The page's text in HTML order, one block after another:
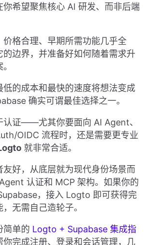
希望聚焦核心 AI 研发、而非后端
价格合理、早期所需功能几乎全
的边界，并准备好如何随着需求升
低的成本和最快的速度将想法变成
确实可谓最佳选择之一。
认证——尤其你要面向 AI Agent、
OIDC 流程时，还是需要更专业
就非常合适。
友好，从底层就为现代身份场景而
认证和 MCP 架构。如果你的
，接入 Logto 即可获得完
无需自己造轮子。
简单的 Logto + Supabase 集成指
你完成注册、登录和会话管理，几